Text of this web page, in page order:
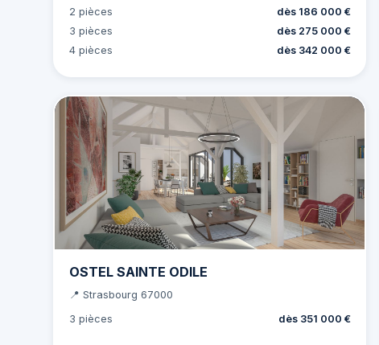
2 pièces
dès 186 000 €
3 pièces
dès 275 000 €
4 pièces
dès 342 000 €
OSTEL SAINTE ODILE
📍 Strasbourg 67000
3 pièces
dès 351 000 €